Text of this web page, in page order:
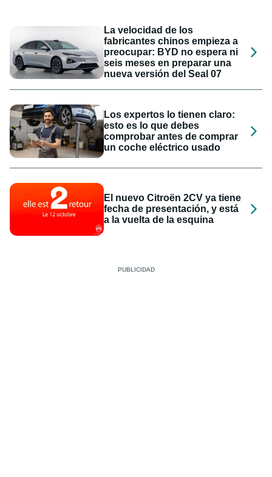
La velocidad de los
fabricantes chinos empieza a
preocupar: BYD no espera ni
seis meses en preparar una
nueva versión del Seal 07
Los expertos lo tienen claro:
esto es lo que debes
comprobar antes de comprar
un coche eléctrico usado
El nuevo Citroën 2CV ya tiene
fecha de presentación, y está
a la vuelta de la esquina